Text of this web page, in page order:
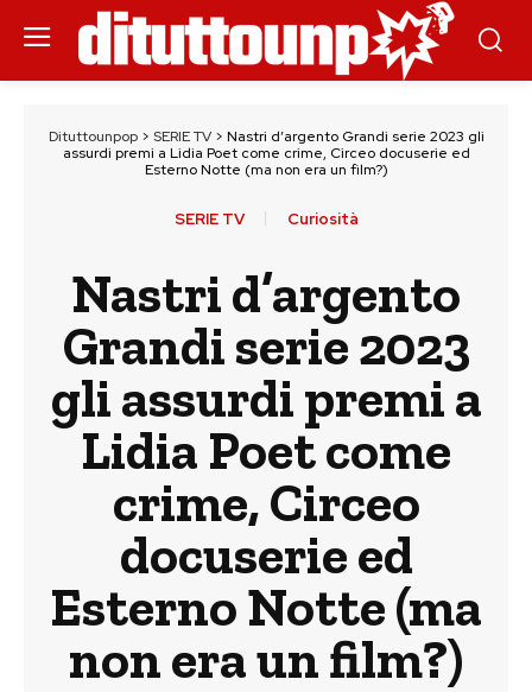
Dituttounpop> SERIE TV> Nastri d’argento Grandi serie 2023 gli
assurdi premi a Lidia Poet come crime, Circeo docuserie ed
Esterno Notte (ma non era un film?)
SERIE TV Curiosità
Nastri d’argento
Grandi serie 2023
gli assurdi premi a
Lidia Poet come
crime, Circeo
docuserie ed
Esterno Notte (ma
non era un film?)